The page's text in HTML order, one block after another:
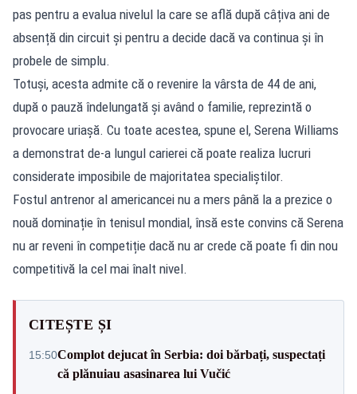
pas pentru a evalua nivelul la care se află după câțiva ani de
absență din circuit și pentru a decide dacă va continua și în
probele de simplu.
Totuși, acesta admite că o revenire la vârsta de 44 de ani,
după o pauză îndelungată și având o familie, reprezintă o
provocare uriașă. Cu toate acestea, spune el, Serena Williams
a demonstrat de-a lungul carierei că poate realiza lucruri
considerate imposibile de majoritatea specialiștilor.
Fostul antrenor al americancei nu a mers până la a prezice o
nouă dominație în tenisul mondial, însă este convins că Serena
nu ar reveni în competiție dacă nu ar crede că poate fi din nou
competitivă la cel mai înalt nivel.
CITEȘTE ȘI
15:50Complot dejucat în Serbia: doi bărbați, suspectați
că plănuiau asasinarea lui Vučić